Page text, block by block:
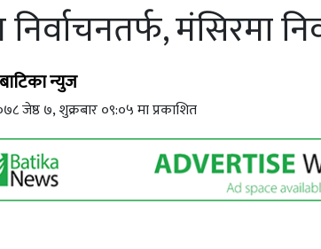
मंसिरमा
बाटिका न्युज
जेष्ठ ७, शुक्रबार ०९:०५ मा प्रकाशित